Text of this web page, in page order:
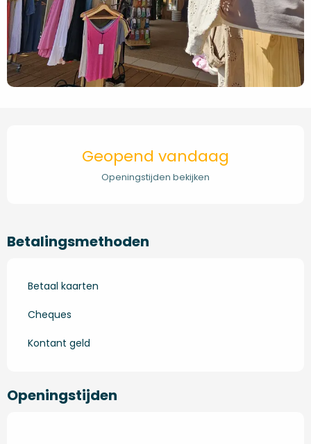
Geopend vandaag
Openingstijden bekijken
Betalingsmethoden
Betaal kaarten
Cheques
Kontant geld
Openingstijden